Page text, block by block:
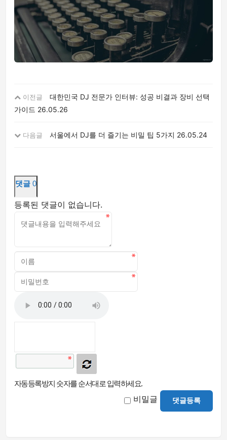
이전글
대한민국 DJ 전문가 인터뷰: 성공 비결과 장비 선택
가이드 26.05.26
다음글 서울에서 DJ를 더 즐기는 비밀 팁 5가지 26.05.24
댓글 0
등록된 댓글이 없습니다.
자동등록방지 숫자를 순서대로 입력하세요.
비밀글 댓글등록